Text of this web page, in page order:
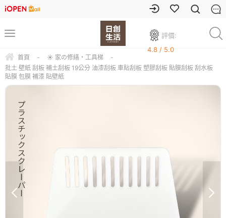
評價:
4.8 / 5.0
首頁 - ☀ 家の修繕・工具梯
-
批土 壁紙 刮板 補土刮板 19公分 油漆刮板 車貼刮板 塑膠刮板 貼膜刮板 刮水板
貼膜 包膜 補漆 貼壁紙